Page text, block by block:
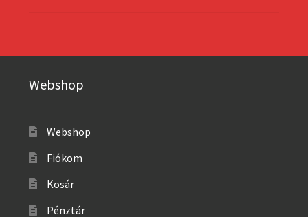
Webshop
Webshop
Fiókom
Kosár
Pénztár